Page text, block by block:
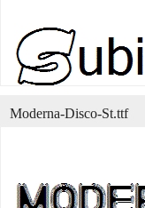
Moderna-Disco-St.ttf